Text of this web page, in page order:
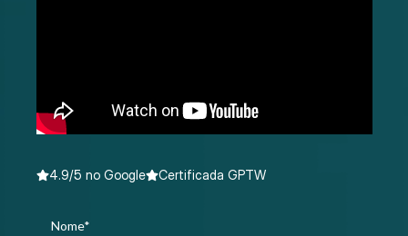
4.9/5 no Google Certificada GPTW
Nome*